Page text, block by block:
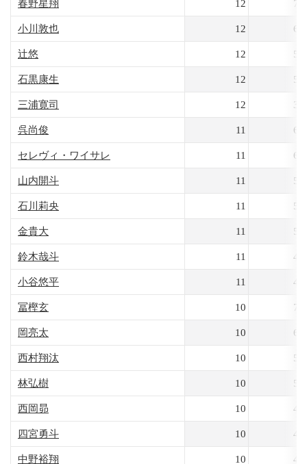
春野星翔 12
小川敦也 12
辻悠 12
石黒康生 12
三浦寛司 12
呉尚俊 11
セレヴィ・ワイサレ 11
山内開斗 11
石川莉央 11
金貴大 11
鈴木哉斗 11
小谷悠平 11
冨樫玄 10
岡亮太 10
西村翔汰 10
林弘樹 10
西岡昴 10
四宮勇斗 10
中野裕翔 10